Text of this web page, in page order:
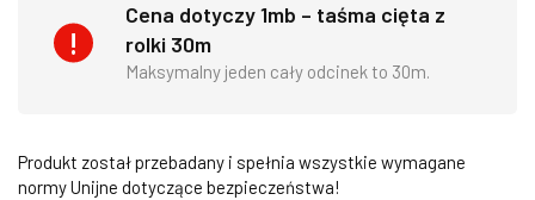
Cena dotyczy 1mb – taśma cięta z
rolki 30m
Maksymalny jeden cały odcinek to 30m.
Produkt został przebadany i spełnia wszystkie wymagane
normy Unijne dotyczące bezpieczeństwa!